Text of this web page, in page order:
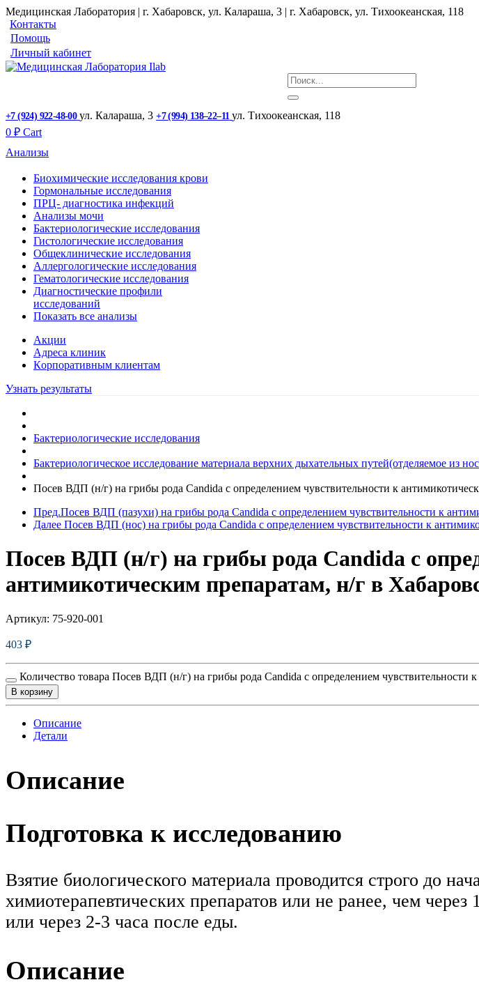
Медицинская Лаборатория | г. Хабаровск, ул. Калараша, 3 | г. Хабаровск, ул. ​Тихоокеанская, 118
Контакты
Помощь
Личный кабинет
+7 (924) 922-48-00 ул. ​Калараша, 3 +7 (994) 138‒22‒11 ул. ​Тихоокеанская, 118
0 ₽ Cart
Анализы
Биохимические исследования крови
Гормональные исследования
ПРЦ- диагностика инфекций
Анализы мочи
Бактериологические исследования
Гистологические исследования
Общеклинические исследования
Аллергологические исследования
Гематологические исследования
Диагностические профили
исследований
Показать все анализы
Акции
Адреса клиник
Кoрпоративным клиентам
Узнать результаты
Бактериологические исследования
Бактериологическое исследование материала верхних дыхательных путей(отделяемое из
Посев ВДП (н/г) на грибы рода Candida с определением чувствительности к
Пред.Посев ВДП (пазухи) на грибы рода Candida с определением чувствительности к
Далее Посев ВДП (нос) на грибы рода Candida с определением чувствительности к
Посев ВДП (н/г) на грибы рода Candida с
антимикотическим препаратам, н/г в
Артикул: 75-920-001
403 ₽
Количество товара Посев ВДП (н/г) на грибы рода Candida с определением чувствительности
В корзину
Описание
Детали
Описание
Подготовка к исследованию
Взятие биологического материала проводится строго до
химиотерапевтических препаратов или не ранее, чем
или через 2-3 часа после еды.
Описание